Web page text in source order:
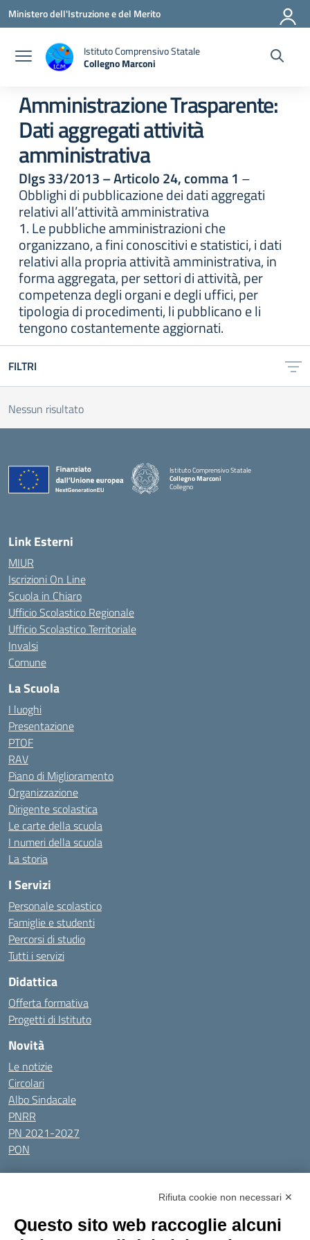
Vai ai contenuti
Vai al menu di navigazione
Vai al footer
Ministero dell'Istruzione e del Merito
Istituto Comprensivo Statale
Collegno Marconi
Amministrazione Trasparente:
Dati aggregati attività
amministrativa
Dlgs 33/2013 – Articolo 24, comma 1 –
Obblighi di pubblicazione dei dati aggregati
relativi all’attività amministrativa
1. Le pubbliche amministrazioni che
organizzano, a fini conoscitivi e statistici, i dati
relativi alla propria attività amministrativa, in
forma aggregata, per settori di attività, per
competenza degli organi e degli uffici, per
tipologia di procedimenti, li pubblicano e li
tengono costantemente aggiornati.
FILTRI
Nessun risultato
Istituto Comprensivo Statale
Collegno Marconi
Collegno
Link Esterni
MIUR
Iscrizioni On Line
Scuola in Chiaro
Ufficio Scolastico Regionale
Ufficio Scolastico Territoriale
Invalsi
Comune
La Scuola
I luoghi
Presentazione
PTOF
RAV
Piano di Miglioramento
Organizzazione
Dirigente scolastica
Le carte della scuola
I numeri della scuola
La storia
I Servizi
Personale scolastico
Famiglie e studenti
Percorsi di studio
Tutti i servizi
Didattica
Offerta formativa
Progetti di Istituto
Novità
Le notizie
Circolari
Albo Sindacale
PNRR
PN 2021-2027
PON
Tutti gli argomenti
Amministrazione Trasparente
Privacy Policy
Dichiarazione di accessibilitàObiettivi di accessibilità
Rifiuta cookie non necessari ✕
Questo sito web raccoglie alcuni